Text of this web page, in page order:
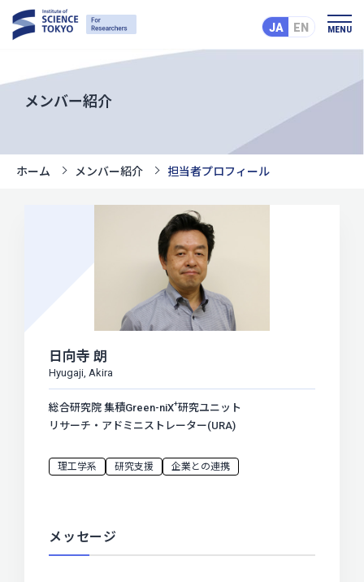
JA EN MENU
メンバー紹介
ホーム メンバー紹介 担当者プロフィール
日向寺 朗
Hyugaji, Akira
総合研究院 集積Green-niX+研究ユニット
リサーチ・アドミニストレーター(URA)
理工学系 研究支援 企業との連携
メッセージ